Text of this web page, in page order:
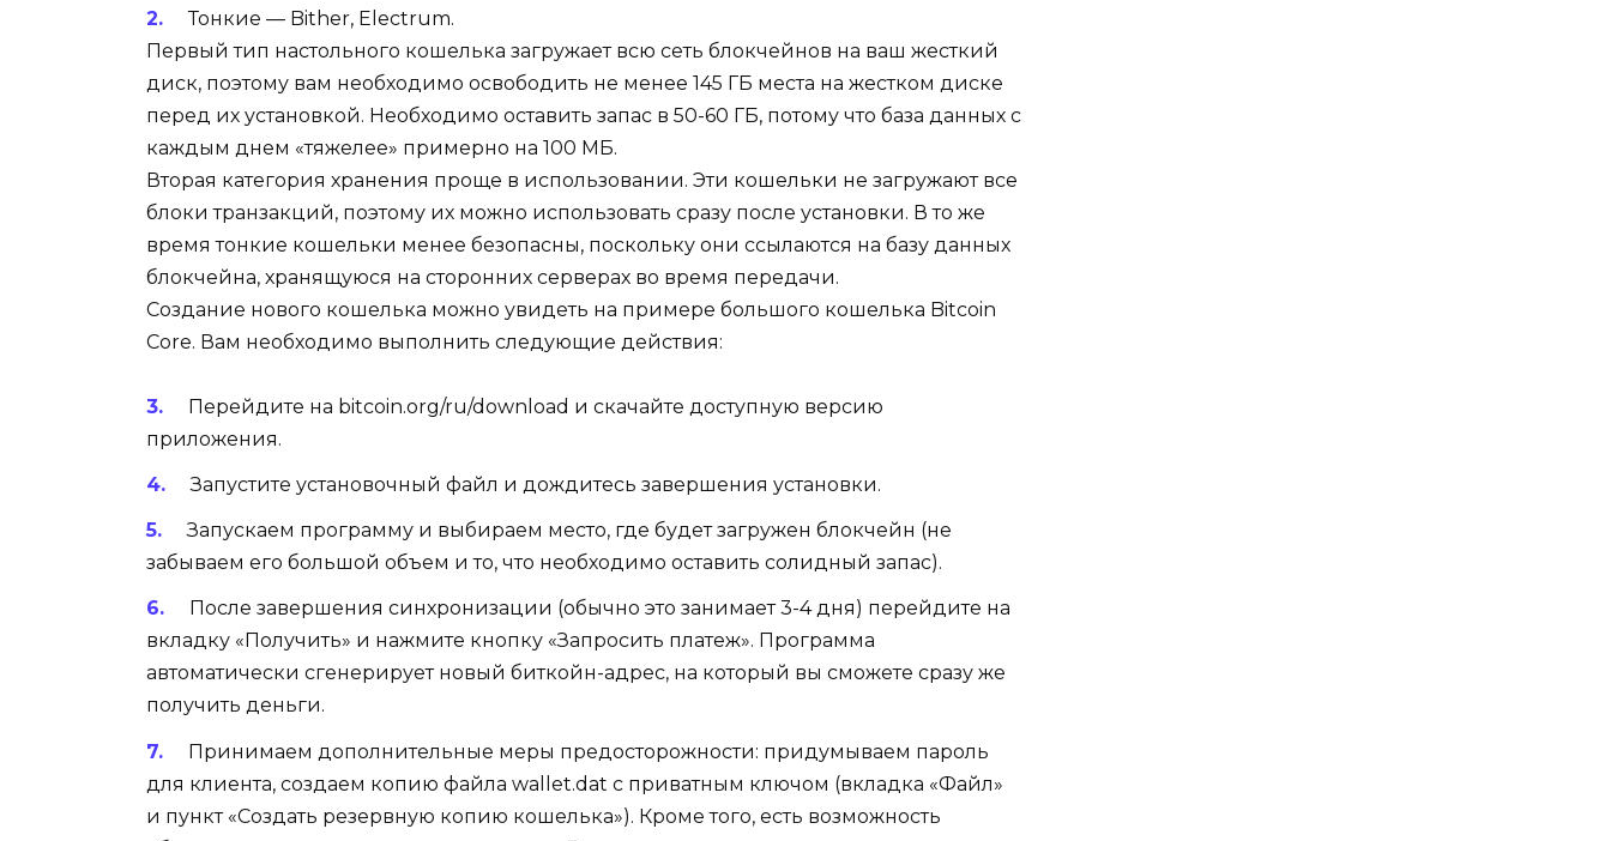
Тонкие — Bither, Electrum.
Первый тип настольного кошелька загружает всю сеть блокчейнов на ваш жесткий
диск, поэтому вам необходимо освободить не менее 145 ГБ места на жестком диске
перед их установкой. Необходимо оставить запас в 50-60 ГБ, потому что база данных с
каждым днем ​​«тяжелее» примерно на 100 МБ.
Вторая категория хранения проще в использовании. Эти кошельки не загружают все
блоки транзакций, поэтому их можно использовать сразу после установки. В то же
время тонкие кошельки менее безопасны, поскольку они ссылаются на базу данных
блокчейна, хранящуюся на сторонних серверах во время передачи.
Создание нового кошелька можно увидеть на примере большого кошелька Bitcoin
Core. Вам необходимо выполнить следующие действия:
Перейдите на bitcoin.org/ru/download и скачайте доступную версию
приложения.
Запустите установочный файл и дождитесь завершения установки.
Запускаем программу и выбираем место, где будет загружен блокчейн (не
забываем его большой объем и то, что необходимо оставить солидный запас).
После завершения синхронизации (обычно это занимает 3-4 дня) перейдите на
вкладку «Получить» и нажмите кнопку «Запросить платеж». Программа
автоматически сгенерирует новый биткойн-адрес, на который вы сможете сразу же
получить деньги.
Принимаем дополнительные меры предосторожности: придумываем пароль
для клиента, создаем копию файла wallet.dat с приватным ключом (вкладка «Файл»
и пункт «Создать резервную копию кошелька»). Кроме того, есть возможность